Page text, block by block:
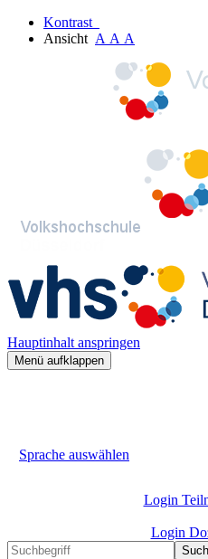
Kontrast
Ansicht A A A
Hauptinhalt anspringen
Menü aufklappen
Sprache auswählen
Login
Login